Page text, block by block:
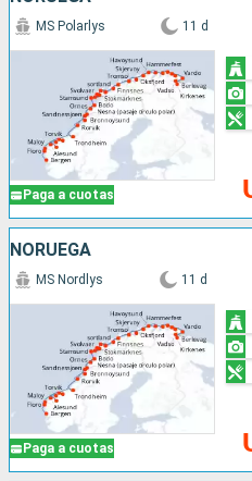
Paga a cuotas
MS Polarlys 11 d
NORUEGA
Paga a cuotas
MS Nordlys 11 d